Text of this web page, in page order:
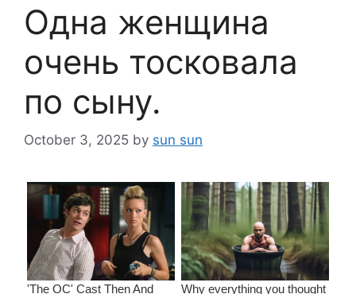
Одна женщина
очень тосковала
по сыну.
October 3, 2025 by sun sun